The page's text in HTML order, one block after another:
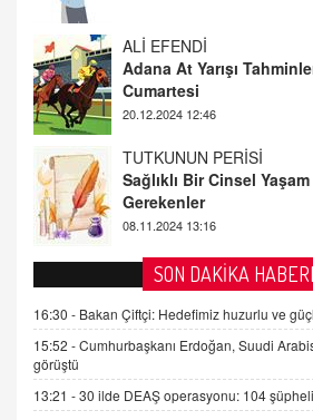
Cumartesi
20.12.2024 12:46
TUTKUNUN PERİSİ
Sağlıklı Bir Cinsel
08.11.2024 13:16
FARUK ÖNALAN
Tezkere
2 Kasım 2021 Salı 00:11
AV. DOĞAN CAN DOĞAN
Kişisel verilerin
15.09.2025 16:17
SON DAKİKA
16:30 - Bakan Çiftçi: Hedefimiz huzurlu ve
15:52 -Cumhurbaşkanı Erdoğan, Suudi
görüştü
13:21 -30 ilde DEAŞ operasyonu: 104